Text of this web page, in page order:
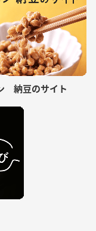
納豆のサイト